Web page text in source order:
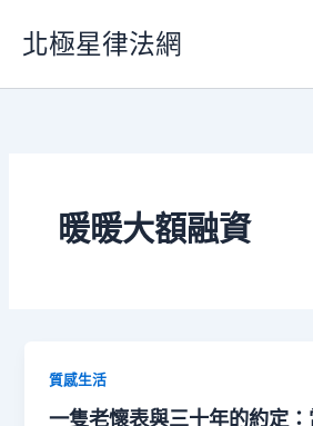
要
北極星律法網
暖暖大額融資
質感生活
一隻老懷表與三十年的約定